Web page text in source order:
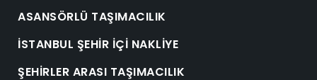
ASANSÖRLÜ TAŞIMACILIK
İSTANBUL ŞEHIR İÇI NAKLIYE
ŞEHIRLER ARASI TAŞIMACILIK